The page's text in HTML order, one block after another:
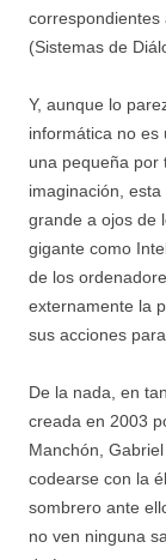
correspondientes
(Sistemas de
Y, aunque lo
informática no es
una pequeña por
imaginación,
grande a ojos de
gigante como
de los
externamente la
sus acciones
De la nada, en
creada en 2003
Manchón,
codearse con la
sombrero ante
no ven ninguna